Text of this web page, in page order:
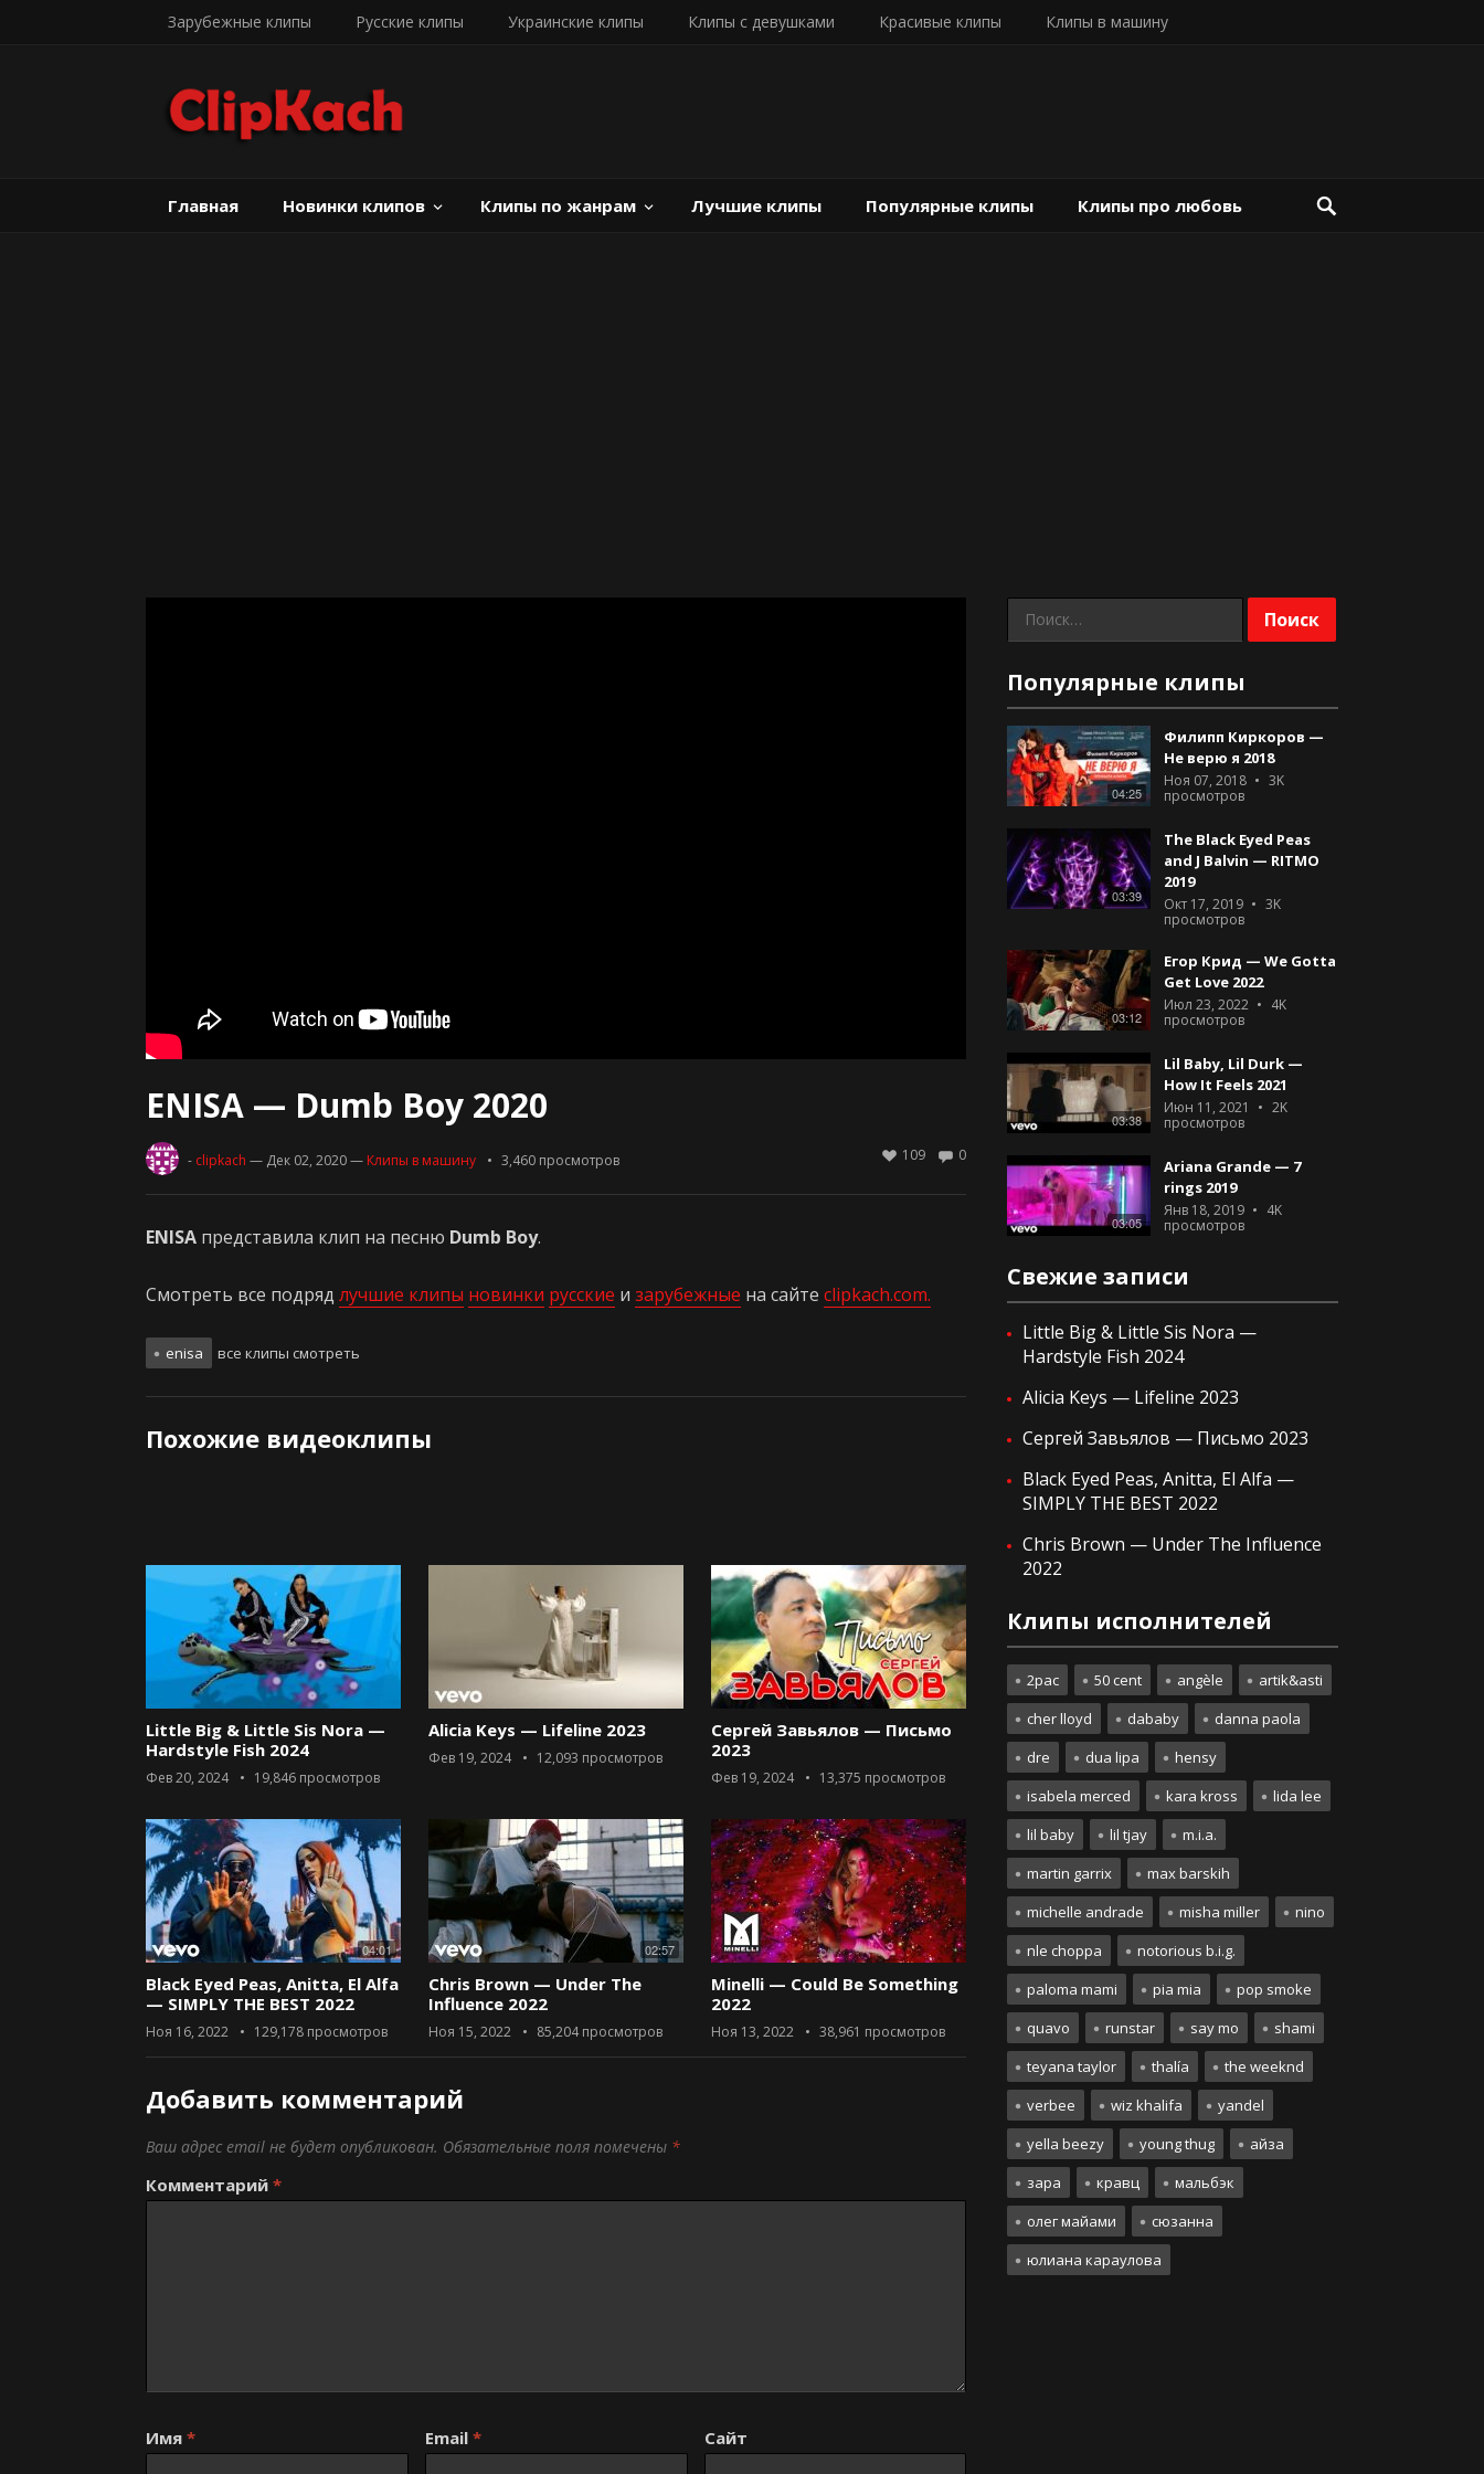
Зарубежные клипы Русские клипы Украинские клипы Клипы с девушками Красивые клипы Клипы в машину
Главная Новинки клипов Клипы по жанрам Лучшие клипы Популярные клипы Клипы про любовь
ENISA — Dumb Boy 2020
- clipkach — Дек 02, 2020— Клипы в машину 3,460 просмотров 0
109
ENISA представила клип на песню Dumb Boy.
Смотреть все подряд лучшие клипы новинки русские и зарубежные на сайте clipkach.com.
enisa все клипы смотреть
Похожие видеоклипы
Little Big & Little Sis Nora —
Hardstyle Fish 2024
Фев 20, 2024 19,846 просмотров
Alicia Keys — Lifeline 2023
Фев 19, 2024 12,093 просмотров
Сергей Завьялов — Письмо
2023
Фев 19, 2024 13,375 просмотров
04:01
Black Eyed Peas, Anitta, El Alfa
— SIMPLY THE BEST 2022
Ноя 16, 2022 129,178 просмотров
02:57
Chris Brown — Under The
Influence 2022
Ноя 15, 2022 85,204просмотров
Minelli — Could Be Something
2022
Ноя 13, 2022 38,961 просмотров
Добавить комментарий
Ваш адрес email не будет опубликован. Обязательные поля помечены *
Комментарий *
Имя * Email * Сайт
Найти:
Популярные клипы
04:25
Филипп Киркоров —
Не верю я 2018
Ноя 07, 2018
3K
просмотров
03:39
The Black Eyed Peas
and J Balvin — RITMO
2019
Окт 17, 2019
3K
просмотров
03:12
Егор Крид — We Gotta
Get Love 2022
Июл 23, 2022
4K
просмотров
03:38
Lil Baby, Lil Durk —
How It Feels 2021
Июн 11, 2021
2K
просмотров
03:05
Ariana Grande — 7
rings 2019
Янв 18, 2019
4K
просмотров
Свежие записи
Little Big & Little Sis Nora —
Hardstyle Fish 2024
Alicia Keys — Lifeline 2023
Сергей Завьялов — Письмо 2023
Black Eyed Peas, Anitta, El Alfa —
SIMPLY THE BEST 2022
Chris Brown — Under The Influence
2022
Клипы исполнителей
2pac 50 cent angèle
artik&asti
cher lloyd
dababy
danna paola
dre
dua lipa
hensy
isabela merced
kara kross
lida lee
lil baby
lil tjay
m.i.a.
martin garrix
max barskih
michelle andrade
misha miller
nino
nle choppa
notorious b.i.g.
paloma mami
pia mia
pop smoke
quavo
runstar say mo
shami
teyana taylor
thalía
the weeknd
verbee
wiz khalifa
yandel
yella beezy
young thug
айза
зара
кравц
мальбэк
олег майами
сюзанна
юлиана караулова